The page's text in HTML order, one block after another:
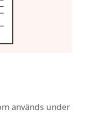
används under